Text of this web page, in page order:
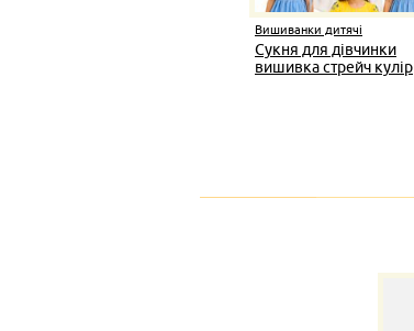
Вишиванки дитячі
Сукня для дівчинки
вишивка стрейч кулір